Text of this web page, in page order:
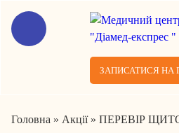
ЗАПИСАТИСЯ НА
Головна » Акції» ПЕРЕВІР